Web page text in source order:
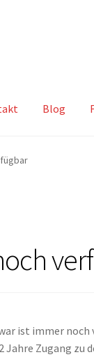
Blog
ist immer noch
Jahre Zugang zu